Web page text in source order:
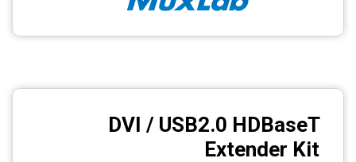
DVI / USB2.0 HDBaseT
Extender Kit